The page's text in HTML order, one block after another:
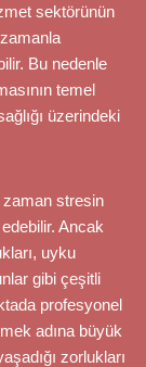
sektörünün
Bu nedenle
temel
üzerindeki
zaman stresin
Ancak
uyku
gibi çeşitli
profesyonel
adına büyük
zorlukları